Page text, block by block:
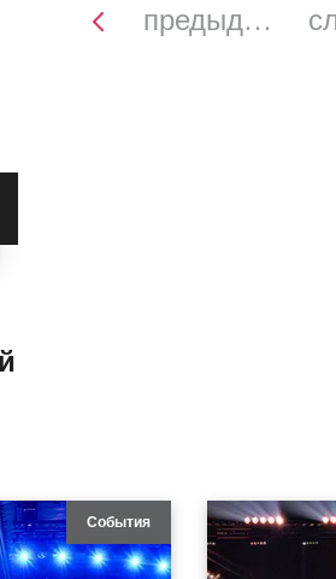
предыдущее
События